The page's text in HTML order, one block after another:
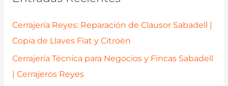
p
o
Cerrajería Reyes: Reparación de Clausor Sabadell |
Copia de Llaves Fiat y Citroën
Cerrajería Técnica para Negocios y Fincas Sabadell
| Cerrajeros Reyes